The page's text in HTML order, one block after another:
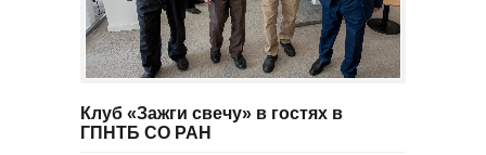
Клуб «Зажги свечу» в гостях в
ГПНТБ СО РАН